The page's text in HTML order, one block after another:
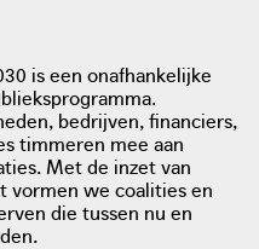
is een onafhankelijke
bedrijven, financiers,
timmeren mee aan
Met de inzet van
vormen we coalities en
die tussen nu en